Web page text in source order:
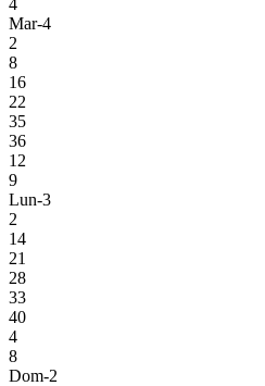
Mar-4
2
8
16
22
35
36
12
9
Lun-3
2
14
21
28
33
40
4
8
Dom-2